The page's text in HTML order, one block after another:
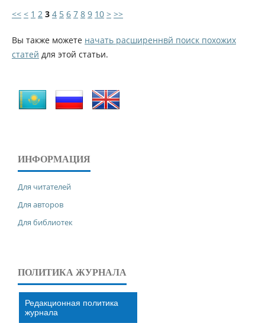
<< < 1 2 3 4 5 6 7 8 9 10 > >>
Вы также можете начать расширеннвй поиск похожих
статей для этой статьи.
ИНФОРМАЦИЯ
Для читателей
Для авторов
Для библиотек
ПОЛИТИКА ЖУРНАЛА
Редакционная политика
журнала